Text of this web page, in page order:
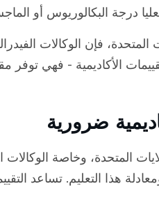
درجة البكالوريوس أو
المتحدة، فإن الوكالات
الأكاديمية - فهي
ضرورية
المتحدة، وخاصة
هذا التعليم. تساعد